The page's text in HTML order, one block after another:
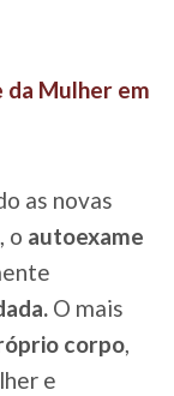
da Mulher em
as novas
o autoexame
O mais
corpo,
e